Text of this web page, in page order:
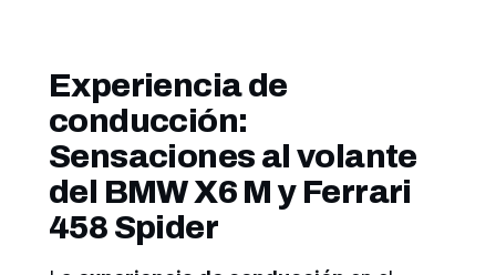
Experiencia de
conducción:
Sensaciones al volante
del BMW X6 M y Ferrari
458 Spider